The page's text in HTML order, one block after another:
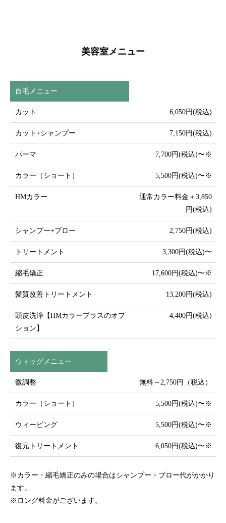
美容室メニュー
自毛メニュー
カット 6,050円(税込)
カット+シャンプー 7,150円(税込)
パーマ 7,700円(税込)〜※
カラー（ショート） 5,500円(税込)〜※
HMカラー
通常カラー料金＋3,850
円(税込)
シャンプー+ブロー 2,750円(税込)
トリートメント 3,300円(税込)〜
縮⽑矯正 17,600円(税込)〜※
髪質改善トリートメント 13,200円(税込)
頭⽪洗浄【HMカラープラスのオプ
ション】
4,400円(税込)
ウィッグメニュー
微調整 無料～2,750円（税込）
カラー（ショート） 5,500円(税込)〜※
ウィービング 5,500円(税込)〜※
復元トリートメント 6,050円(税込)〜※
※カラー・縮⽑矯正のみの場合はシャンプー・ブロー代がかかり
ます。
※ロング料⾦がございます。